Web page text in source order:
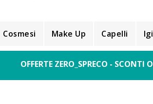
Cosmesi Make Up Capelli
OFFERTE ZERO_SPRECO - SCONTI